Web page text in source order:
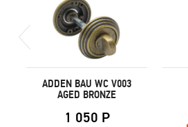
ADDEN BAU WC V003
AGED BRONZE
1 050 Р